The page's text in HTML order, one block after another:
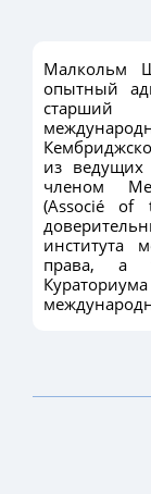
Малкольм
опытный
старший
из
членом
(Associé of
института
права, а